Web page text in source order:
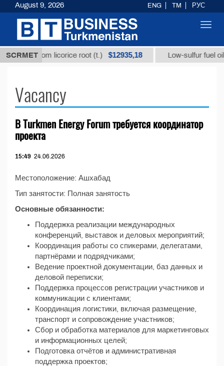
SCRMET
acid from licorice root (t.) $12935,18 Low-sulfur fuel oil
Vacancy
В Turkmen Energy Forum требуется координатор
проекта
15:49 24.06.2026
Местоположение: Ашхабад
Тип занятости: Полная занятость
Основные обязанности:
Поддержка реализации международных
конференций, выставок и деловых мероприятий;
Координация работы со спикерами, делегатами,
партнёрами и подрядчиками;
Ведение проектной документации, баз данных и
деловой переписки;
Поддержка процессов регистрации участников и
коммуникации с клиентами;
Координация логистики, включая размещение,
транспорт и сопровождение участников;
Сбор и обработка материалов для маркетинговых
и информационных целей;
Подготовка отчётов и административная
поддержка проектов;
August 9, 2026 ENG TM РУС